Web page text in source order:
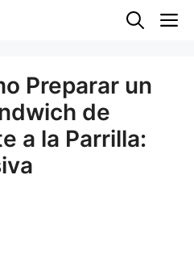
Preparar un
de
a la Parrilla: